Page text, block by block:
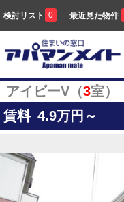
検討リスト 0 最近見た物件
アイビーV（3室）
賃料 4.9万円～